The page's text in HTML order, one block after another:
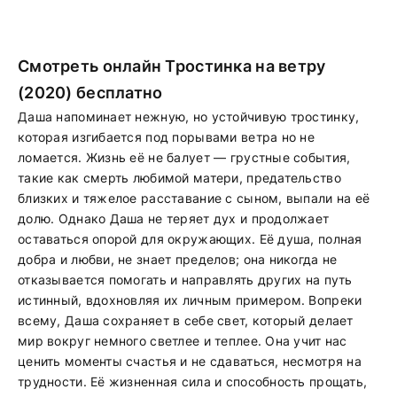
Смотреть онлайн Тростинка на ветру
(2020) бесплатно
Даша напоминает нежную, но устойчивую тростинку,
которая изгибается под порывами ветра но не
ломается. Жизнь её не балует — грустные события,
такие как смерть любимой матери, предательство
близких и тяжелое расставание с сыном, выпали на её
долю. Однако Даша не теряет дух и продолжает
оставаться опорой для окружающих. Её душа, полная
добра и любви, не знает пределов; она никогда не
отказывается помогать и направлять других на путь
истинный, вдохновляя их личным примером. Вопреки
всему, Даша сохраняет в себе свет, который делает
мир вокруг немного светлее и теплее. Она учит нас
ценить моменты счастья и не сдаваться, несмотря на
трудности. Её жизненная сила и способность прощать,